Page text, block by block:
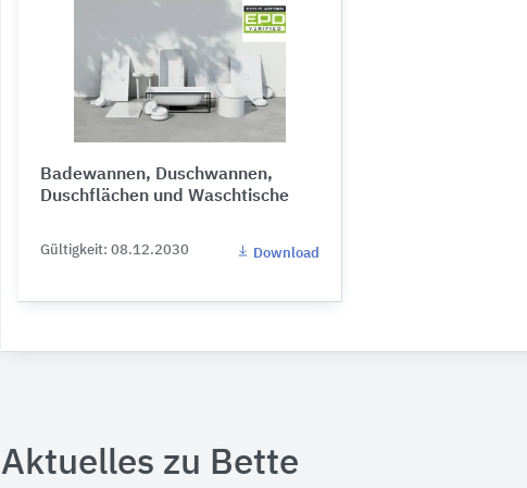
Badewannen, Duschwannen,
Duschflächen und Waschtische
Gültigkeit: 08.12.2030 Download
Aktuelles zu Bette